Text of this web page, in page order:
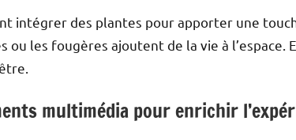
intégrer des plantes pour apporter une
ou les fougères ajoutent de la vie à l’espace.
multimédia pour enrichir